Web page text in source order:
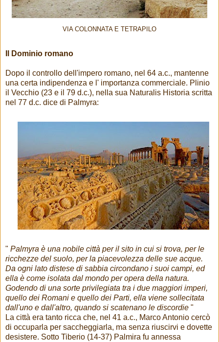
VIA COLONNATA E TETRAPILO
Il Dominio romano
Dopo il controllo dell'impero romano, nel 64 a.c., mantenne
una certa indipendenza e l' importanza commerciale. Plinio
il Vecchio (23 e il 79 d.c.), nella sua Naturalis Historia scritta
nel 77 d.c. dice di Palmyra:
" Palmyra è una nobile città per il sito in cui si trova, per le
ricchezze del suolo, per la piacevolezza delle sue acque.
Da ogni lato distese di sabbia circondano i suoi campi, ed
ella è come isolata dal mondo per opera della natura.
Godendo di una sorte privilegiata tra i due maggiori imperi,
quello dei Romani e quello dei Parti, ella viene sollecitata
dall'uno e dall'altro, quando si scatenano le discordie "
La città era tanto ricca che, nel 41 a.c., Marco Antonio cercò
di occuparla per saccheggiarla, ma senza riuscirvi e dovette
desistere. Sotto Tiberio (14-37) Palmira fu annessa